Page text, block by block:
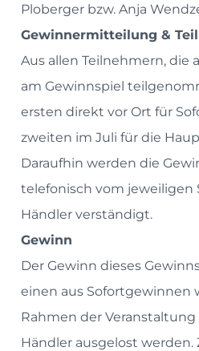
Ploberger bzw. Anja
Gewinnermitteilung &
Aus allen Teilnehmern, die
am Gewinnspiel
ersten direkt vor Ort für
zweiten im Juli für die
Daraufhin werden die
telefonisch vom jeweiligen
Händler verständigt.
Gewinn
Der Gewinn dieses
einen aus Sofortgewinnen
Rahmen der
Händler ausgelost